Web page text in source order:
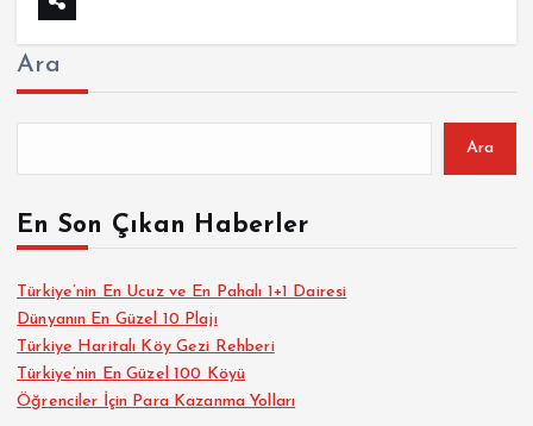
Ara
Ara
En Son Çıkan Haberler
Türkiye’nin En Ucuz ve En Pahalı 1+1 Dairesi
Dünyanın En Güzel 10 Plajı
Türkiye Haritalı Köy Gezi Rehberi
Türkiye’nin En Güzel 100 Köyü
Öğrenciler İçin Para Kazanma Yolları